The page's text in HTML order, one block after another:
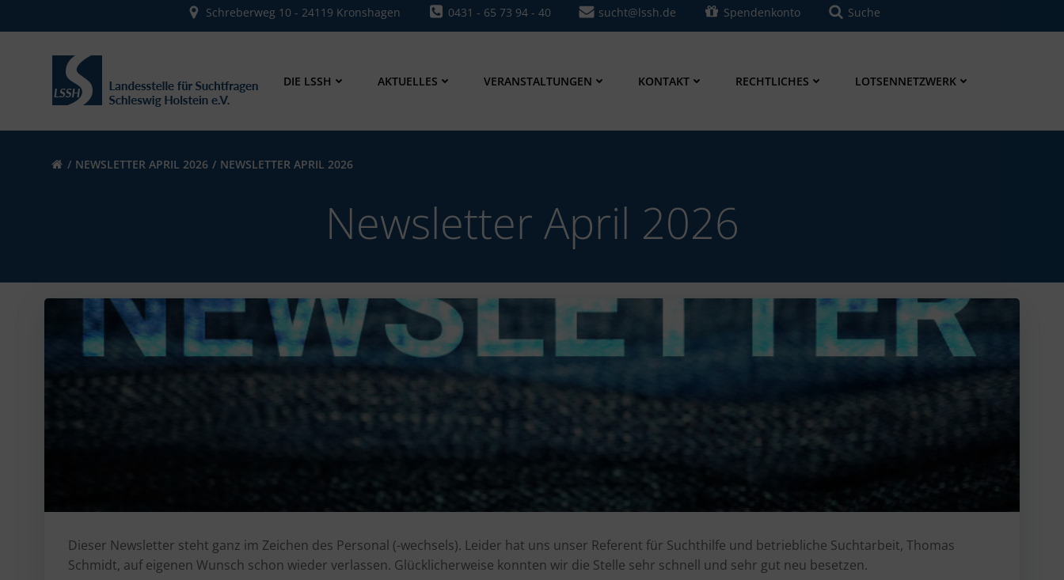
Inhalt
Schreberweg 10 - 24119 Kronshagen 0431 - 65 73 94 - 40 sucht@lssh.de Spendenkonto Suche
DIE LSSH AKTUELLES VERANSTALTUNGEN KONTAKT RECHTLICHES LOTSENNETZWERK
NEWSLETTER APRIL 2026 NEWSLETTER APRIL 2026
Newsletter April 2026
Dieser Newsletter steht ganz im Zeichen des Personal (-wechsels). Leider hat uns unser Referent für Suchthilfe und betriebliche Suchtarbeit, Thomas
Schmidt, auf eigenen Wunsch schon wieder verlassen. Glücklicherweise konnten wir die Stelle sehr schnell und sehr gut neu besetzen.